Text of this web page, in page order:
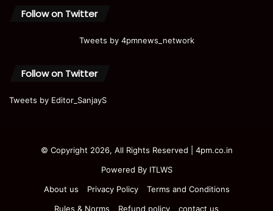
Follow on Twitter
Tweets by 4pmnews_network
Follow on Twitter
Tweets by Editor_SanjayS
© Copyright 2026, All Rights Reserved | 4pm.co.in
Powered By ITLWS
About us
Privacy Policy
Terms and Conditions
Rules & Norms
Refund policy contact us